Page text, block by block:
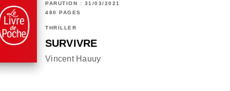
PARUTION : 31/03/2021
480 PAGES
THRILLER
SURVIVRE
Vincent Hauuy